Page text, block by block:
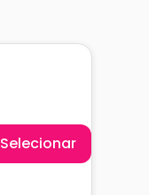
Selecionar